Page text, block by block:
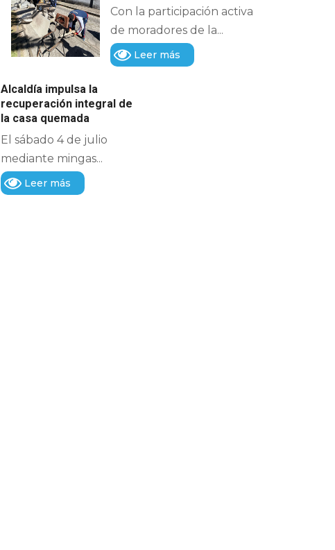
Con la participación activa
de moradores de la...
Leer más
Alcaldía impulsa la
recuperación integral de
la casa quemada
El sábado 4 de julio
mediante mingas...
Leer más